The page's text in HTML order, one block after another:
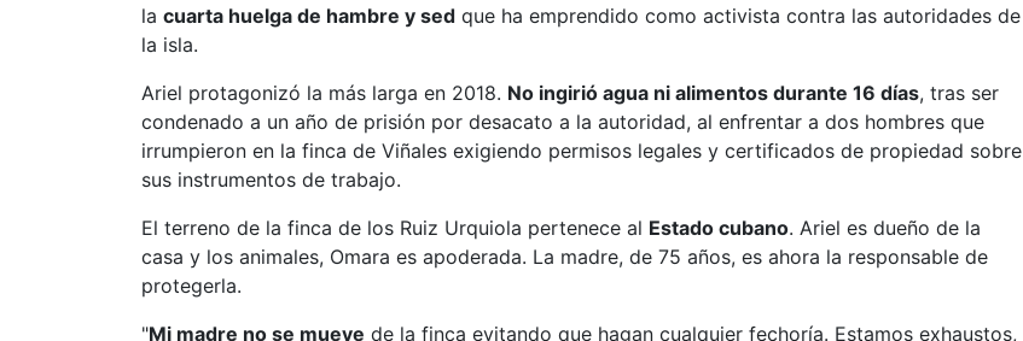
la cuarta huelga de hambre y sed que ha emprendido como activista contra las autoridades de
la isla.
Ariel protagonizó la más larga en 2018. No ingirió agua ni alimentos durante 16 días, tras ser
condenado a un año de prisión por desacato a la autoridad, al enfrentar a dos hombres que
irrumpieron en la finca de Viñales exigiendo permisos legales y certificados de propiedad sobre
sus instrumentos de trabajo.
El terreno de la finca de los Ruiz Urquiola pertenece al Estado cubano. Ariel es dueño de la
casa y los animales, Omara es apoderada. La madre, de 75 años, es ahora la responsable de
protegerla.
"Mi madre no se mueve de la finca evitando que hagan cualquier fechoría. Estamos exhaustos,